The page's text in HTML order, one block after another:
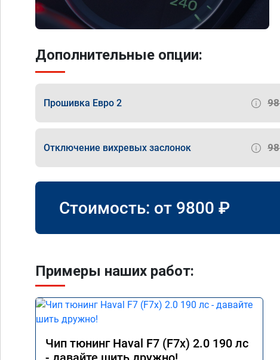
Дополнительные опции:
Прошивка Евро 2
Отключение вихревых заслонок
Стоимость: от 9800 ₽
Примеры наших работ:
Чип тюнинг Haval F7 (F7x) 2.0 190 лс